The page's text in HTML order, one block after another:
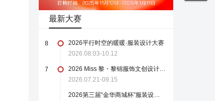
最新大赛
8
2026平行时空的暖暖·服装设计大赛
2026.08.03-10.12
7
2026 Miss 黎・黎锦服饰文创设计大赛
2026.07.21-09.15
2026第三届“金华商城杯”服装设计大赛（截至2026年8月27日）